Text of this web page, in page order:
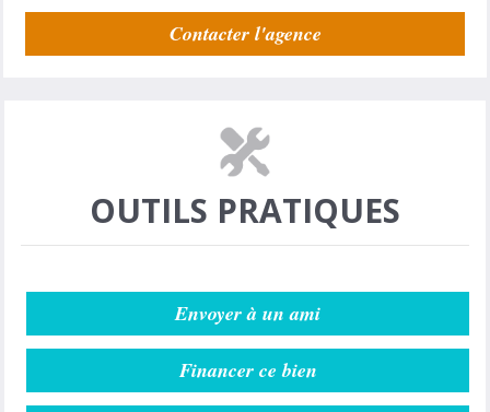
Contacter l'agence
OUTILS PRATIQUES
Envoyer à un ami
Financer ce bien